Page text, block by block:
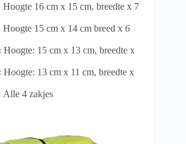
Hoogte 16 cm x 15 cm, breedte x 7
Hoogte 15 cm x 14 cm breed x 6
Hoogte: 15 cm x 13 cm, breedte x
Hoogte: 13 cm x 11 cm, breedte x
Alle 4 zakjes